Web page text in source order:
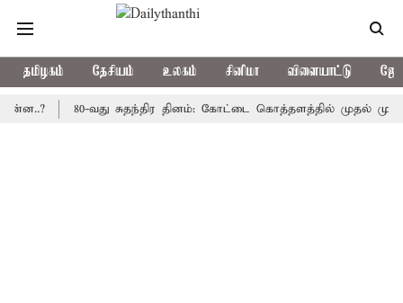
தமிழகம் தேசியம் உலகம் சினிமா விளையாட்டு
80-வது சுதந்திர தினம்: கோட்டை கொத்தளத்தில் முதல் முறையாக